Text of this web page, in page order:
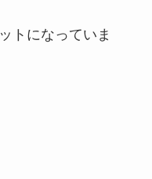
トになっていま